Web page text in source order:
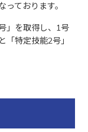
ております。
」を取得し、1号
特定技能2号」